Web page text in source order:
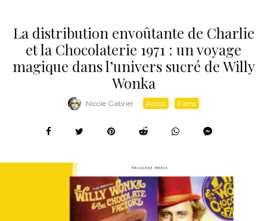
La distribution envoûtante de Charlie
et la Chocolaterie 1971 : un voyage
magique dans l’univers sucré de Willy
Wonka
Nicole Gabriel · Actus Films